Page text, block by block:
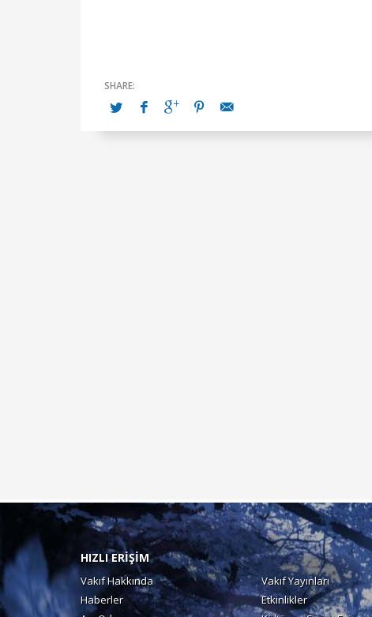
HIZLI ERİŞİM
Vakıf Hakkında
Vakıf Yayınları
Haberler
Etkinlikler